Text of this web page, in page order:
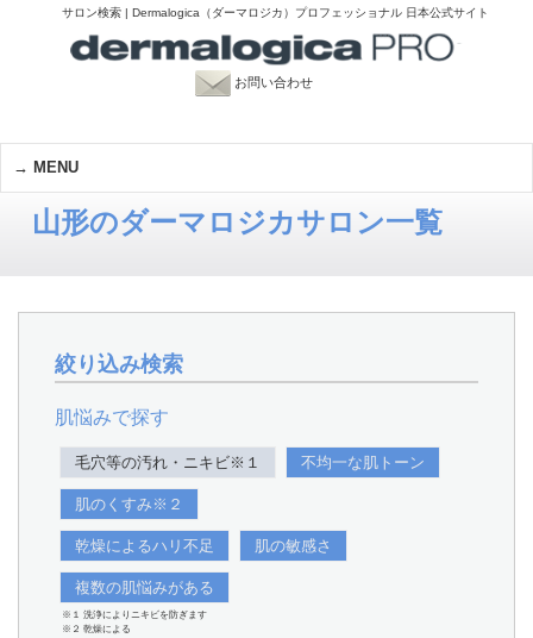
サロン検索 | Dermalogica（ダーマロジカ）プロフェッショナル 日本公式サイト
お問い合わせ
MENU
山形のダーマロジカサロン一覧
絞り込み検索
肌悩みで探す
毛穴等の汚れ・ニキビ※１ 不均一な肌トーン
肌のくすみ※２
乾燥によるハリ不足 肌の敏感さ
複数の肌悩みがある
※１ 洗浄によりニキビを防ぎます
※２ 乾燥による